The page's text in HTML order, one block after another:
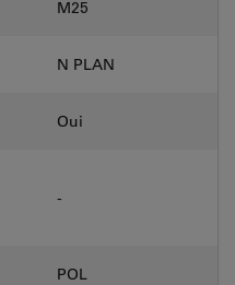
M25
N PLAN
Oui
-
POL